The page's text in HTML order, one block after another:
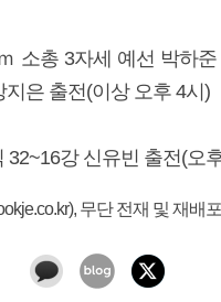
소총 3자세 예선 박하준
은 출전(이상 오후 4시)
강 신유빈 출전(오
무단 전재 및 재배